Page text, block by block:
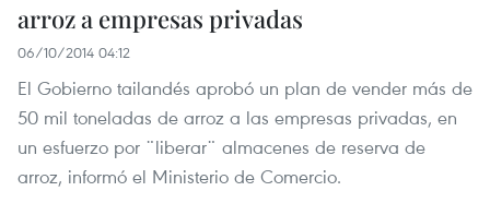
arroz a empresas privadas
06/10/2014 04:12
El Gobierno tailandés aprobó un plan de vender más de
50 mil toneladas de arroz a las empresas privadas, en
un esfuerzo por ¨liberar¨ almacenes de reserva de
arroz, informó el Ministerio de Comercio.